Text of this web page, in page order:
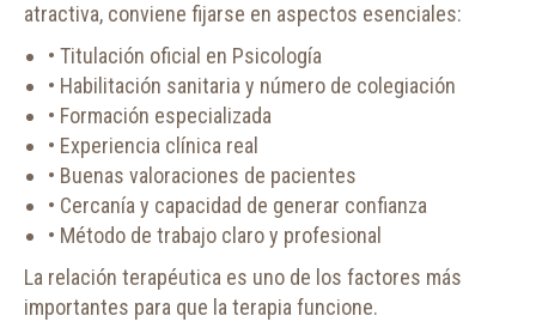
atractiva, conviene fijarse en aspectos esenciales:
• Titulación oficial en Psicología
• Habilitación sanitaria y número de colegiación
• Formación especializada
• Experiencia clínica real
• Buenas valoraciones de pacientes
• Cercanía y capacidad de generar confianza
• Método de trabajo claro y profesional
La relación terapéutica es uno de los factores más
importantes para que la terapia funcione.